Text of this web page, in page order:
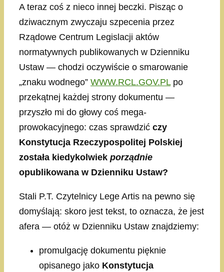
A teraz coś z nieco innej beczki. Pisząc o
dziwacznym zwyczaju szpecenia przez
Rządowe Centrum Legislacji aktów
normatywnych publikowanych w Dzienniku
Ustaw — chodzi oczywiście o smarowanie
„znaku wodnego” WWW.RCL.GOV.PLpo
przekątnej każdej strony dokumentu —
przyszło mi do głowy coś mega-
prowokacyjnego: czas sprawdzić czy
Konstytucja Rzeczypospolitej Polskiej
została kiedykolwiek porządnie
opublikowana w Dzienniku Ustaw?
Stali P.T. Czytelnicy Lege Artis na pewno się
domyślają: skoro jest tekst, to oznacza, że jest
afera — otóż w Dzienniku Ustaw znajdziemy:
promulgację dokumentu pięknie
opisanego jako Konstytucja